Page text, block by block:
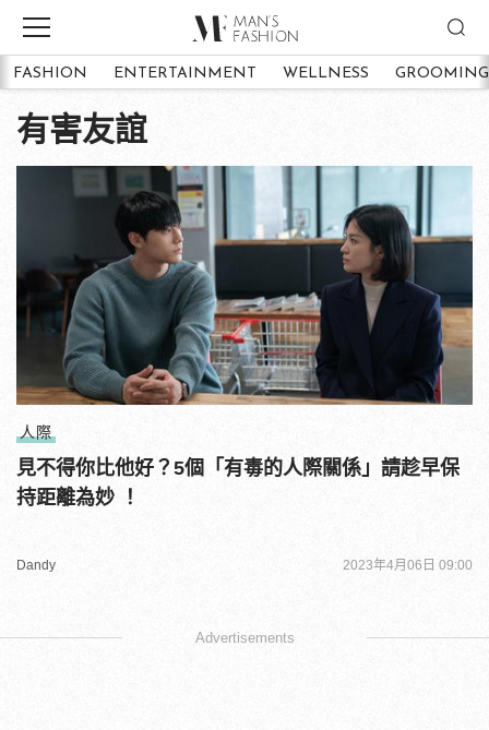
FASHION ENTERTAINMENT WELLNESS GROOMING
有害友誼
人際
見不得你比他好？5個「有毒的人際關係」請趁早保
持距離為妙 ！
Dandy 2023年4月06日 09:00
Advertisements